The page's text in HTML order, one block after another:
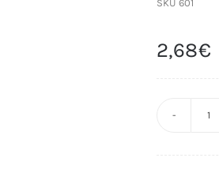
SKU 601
2,68€